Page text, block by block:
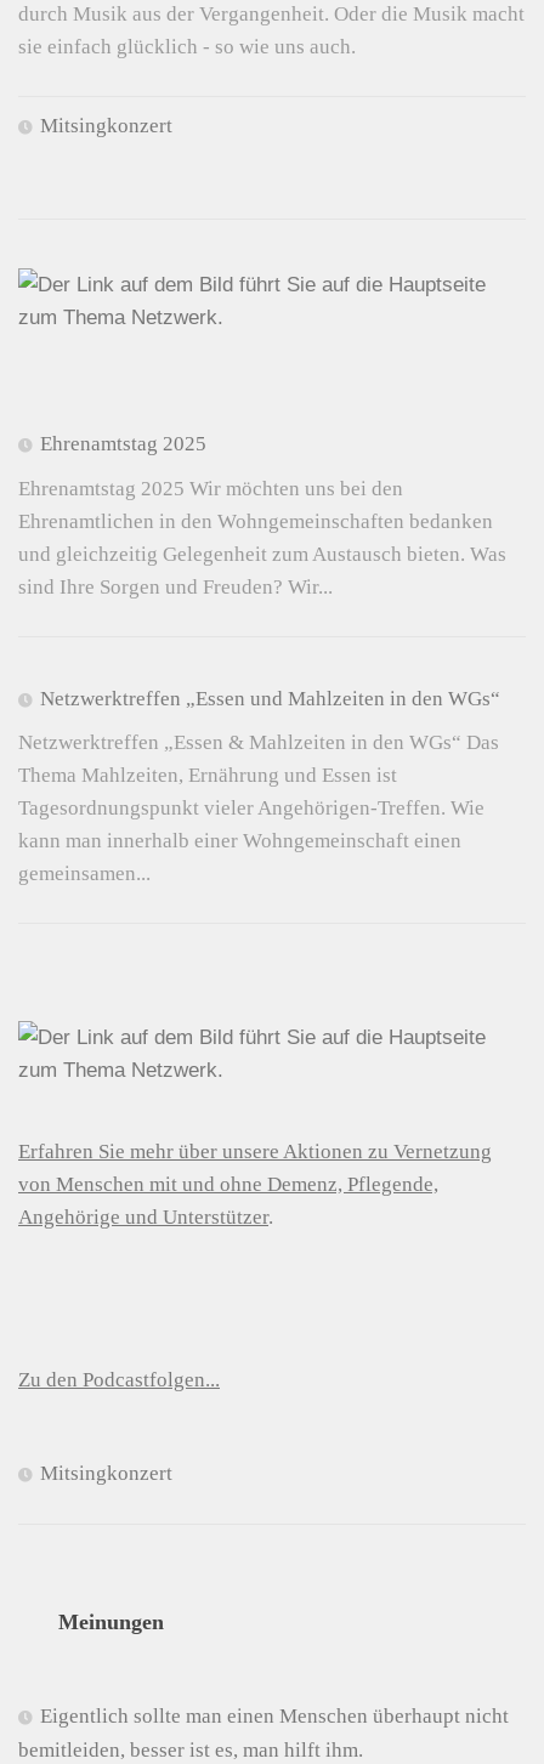
durch Musik aus der Vergangenheit. Oder die Musik macht
sie einfach glücklich - so wie uns auch.
Mitsingkonzert
Ehrenamtstag 2025
Ehrenamtstag 2025 Wir möchten uns bei den
Ehrenamtlichen in den Wohngemeinschaften bedanken
und gleichzeitig Gelegenheit zum Austausch bieten. Was
sind Ihre Sorgen und Freuden? Wir...
Netzwerktreffen „Essen und Mahlzeiten in den WGs“
Netzwerktreffen „Essen & Mahlzeiten in den WGs“ Das
Thema Mahlzeiten, Ernährung und Essen ist
Tagesordnungspunkt vieler Angehörigen-Treffen. Wie
kann man innerhalb einer Wohngemeinschaft einen
gemeinsamen...
Erfahren Sie mehr über unsere Aktionen zu Vernetzung
von Menschen mit und ohne Demenz, Pflegende,
Angehörige und Unterstützer.
Zu den Podcastfolgen...
Mitsingkonzert
Meinungen
Eigentlich sollte man einen Menschen überhaupt nicht
bemitleiden, besser ist es, man hilft ihm.